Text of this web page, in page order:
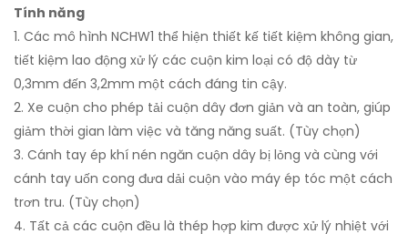
Tính năng
1. Các mô hình NCHW1 thể hiện thiết kế tiết kiệm không gian,
tiết kiệm lao động xử lý các cuộn kim loại có độ dày từ
0,3mm đến 3,2mm một cách đáng tin cậy.
2. Xe cuộn cho phép tải cuộn dây đơn giản và an toàn, giúp
giảm thời gian làm việc và tăng năng suất. (Tùy chọn)
3. Cánh tay ép khí nén ngăn cuộn dây bị lỏng và cùng với
cánh tay uốn cong đưa dải cuộn vào máy ép tóc một cách
trơn tru. (Tùy chọn)
4. Tất cả các cuộn đều là thép hợp kim được xử lý nhiệt với